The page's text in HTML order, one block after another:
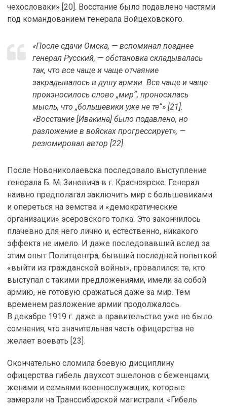
чехословаки» [20]. Восстание было подавлено частями
под командованием генерала Войцеховского.
«После сдачи Омска, — вспоминал позднее
генерал Русский, — обстановка складывалась
так, что все чаще и чаще отчаяние
закрадывалось в душу армии. Все чаще и чаще
произносилось слово „мир“, проносилась
мысль, что „большевики уже не те“» [21].
«Восстание [Ивакина] было подавлено, но
разложение в войсках прогрессирует», —
резюмировал автор [22].
После Новониколаевска последовало выступление
генерала Б. М. Зиневича в г. Красноярске. Генерал
наивно предполагал заключить мир с большевиками
и опереться на земства и «демократические
организации» эсеровского толка. Это закончилось
плачевно для него лично и, естественно, никакого
эффекта не имело. И даже последовавший вслед за
этим опыт Политцентра, бывший последней попыткой
«выйти из гражданской войны», провалился: те, кто
выступал с такими предложениями, имели за собой
армию, не готовую сражаться даже за мир. Тем
временем разложение армии продолжалось.
В декабре 1919 г. даже в правительстве уже не было
сомнения, что значительная часть офицерства не
желает воевать [23].
Окончательно сломила боевую дисциплину
офицерства гибель двухсот эшелонов с беженцами,
женами и семьями военнослужащих, которые
замерзли на Транссибирской магистрали. «Гибель